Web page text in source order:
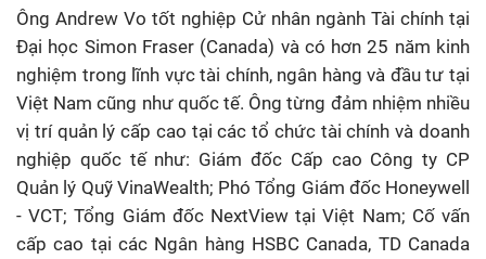
Ông Andrew Vo tốt nghiệp Cử nhân ngành Tài chính tại
Đại học Simon Fraser (Canada) và có hơn 25 năm kinh
nghiệm trong lĩnh vực tài chính, ngân hàng và đầu tư tại
Việt Nam cũng như quốc tế. Ông từng đảm nhiệm nhiều
vị trí quản lý cấp cao tại các tổ chức tài chính và doanh
nghiệp quốc tế như: Giám đốc Cấp cao Công ty CP
Quản lý Quỹ VinaWealth; Phó Tổng Giám đốc Honeywell
- VCT; Tổng Giám đốc NextView tại Việt Nam; Cố vấn
cấp cao tại các Ngân hàng HSBC Canada, TD Canada